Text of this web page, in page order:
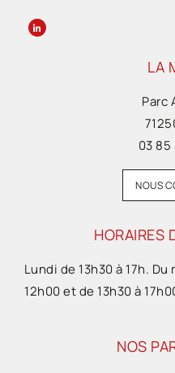
LA
Parc
03 85
NOUS
HORAIRES
Lundi de 13h30 à 17h.
12h00 et de 13h30 à
NOS